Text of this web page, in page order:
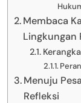
Membaca
Lingkungan
Menuju
Refleksi